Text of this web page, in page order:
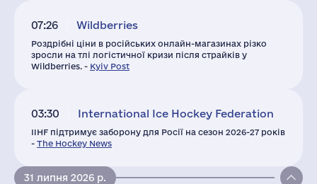
07:26 Wildberries
Роздрібні ціни в російських онлайн-магазинах різко
зросли на тлі логістичної кризи після страйків у
Wildberries. - Kyiv Post
03:30 International Ice Hockey Federation
IIHF підтримує заборону для Росії на сезон 2026-27 років
- The Hockey News
31 липня 2026 р.